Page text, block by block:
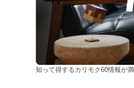
知って得するカリモク60情報が